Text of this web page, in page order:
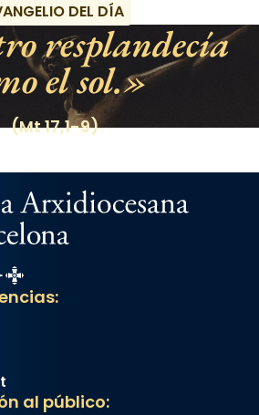
DEL DÍA
resplandecía
el sol.
(Mt 17,1-9)
Estel
Catalunya Cristiana
al público: